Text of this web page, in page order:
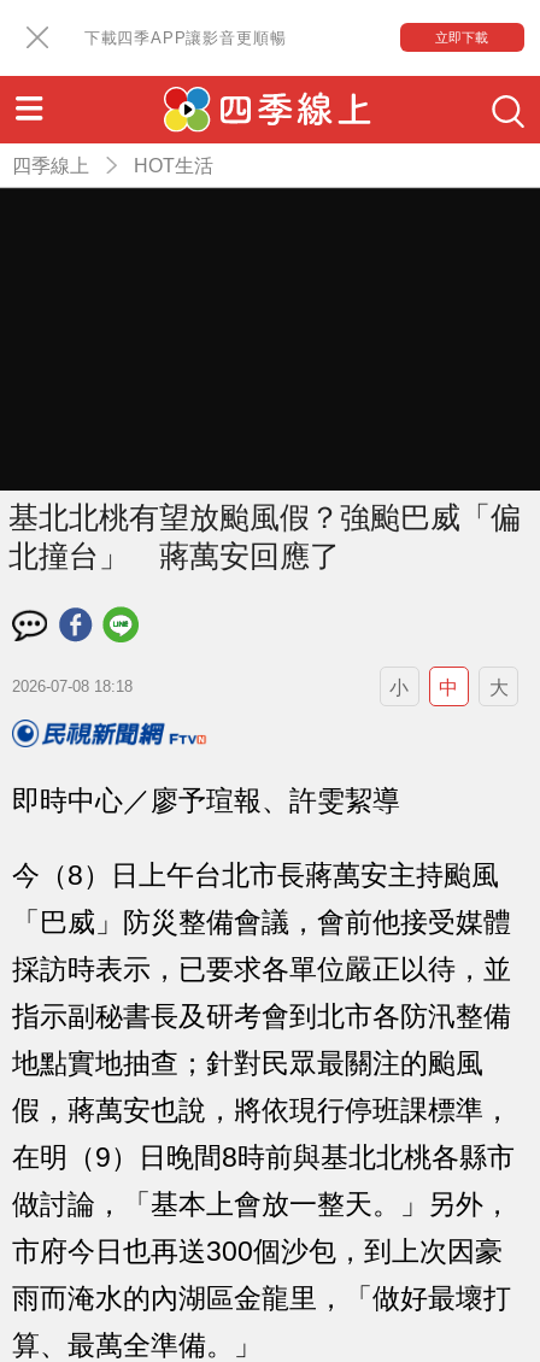
下載四季APP讓影音更順暢 立即下載
四季線上 HOT生活
基北北桃有望放颱風假？強颱巴威「偏
北撞台」 蔣萬安回應了
2026-07-08 18:18 小 中 大
即時中心／廖予瑄報、許雯絜導
今（8）日上午台北市長蔣萬安主持颱風
「巴威」防災整備會議，會前他接受媒體
採訪時表示，已要求各單位嚴正以待，並
指示副秘書長及研考會到北市各防汛整備
地點實地抽查；針對民眾最關注的颱風
假，蔣萬安也說，將依現行停班課標準，
在明（9）日晚間8時前與基北北桃各縣市
做討論，「基本上會放一整天。」另外，
市府今日也再送300個沙包，到上次因豪
雨而淹水的內湖區金龍里，「做好最壞打
算、最萬全準備。」